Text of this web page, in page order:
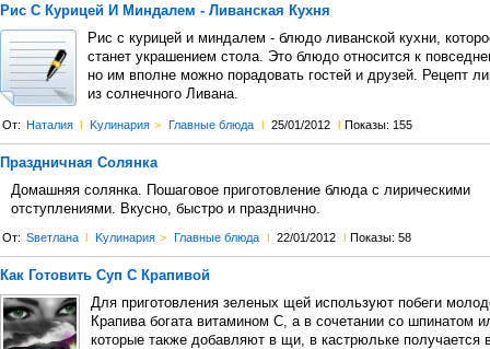
Рис С Курицей И Миндалем - Ливанская Кухня
Рис с курицей и миндалем - блюдо ливанской кухни,
станет украшением стола. Это блюдо относится к
но им вполне можно порадовать гостей и друзей. Рецепт
из солнечного Ливана.
От: Наталия l Kулинария > Главные блюда l 25/01/2012 l Показы: 155
Праздничная Солянка
Домашняя солянка. Пошаговое приготовление блюда с лирическими
отступлениями. Вкусно, быстро и празднично.
От: Sветлана l Kулинария > Главные блюда l 22/01/2012 l Показы: 58
Как Готовить Суп С Крапивой
Для приготовления зеленых щей используют побеги
Крапива богата витамином С, а в сочетании со шпинатом
которые также добавляют в щи, в кастрюльке получается